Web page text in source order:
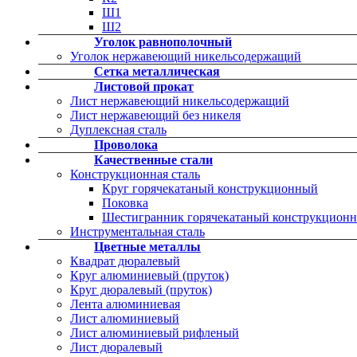
Ш1
Ш2
Уголок равнополочный
Уголок нержавеющий никельсодержащий
Сетка металлическая
Листовой прокат
Лист нержавеющий никельсодержащий
Лист нержавеющий без никеля
Дуплексная сталь
Проволока
Качественные стали
Конструкционная сталь
Круг горячекатаный конструкционный
Поковка
Шестигранник горячекатаный
Инструментальная сталь
Цветные металлы
Квадрат дюралевый
Круг алюминиевый (пруток)
Круг дюралевый (пруток)
Лента алюминиевая
Лист алюминиевый
Лист алюминиевый рифленый
Лист дюралевый